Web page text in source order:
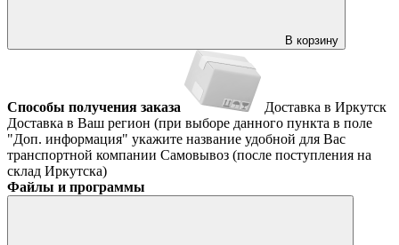
В корзину
Способы получения заказа
Доставка в Иркутск
Доставка в Ваш регион (при выборе данного пункта в поле
"Доп. информация" укажите название удобной для Вас
транспортной компании Самовывоз (после поступления на
склад Иркутска)
Файлы и программы